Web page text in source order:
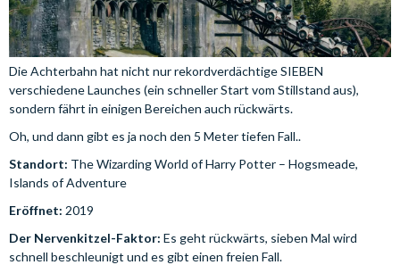
Die Achterbahn hat nicht nur rekordverdächtige SIEBEN
verschiedene Launches (ein schneller Start vom Stillstand aus),
sondern fährt in einigen Bereichen auch rückwärts.
Oh, und dann gibt es ja noch den 5 Meter tiefen Fall..
Standort: The Wizarding World of Harry Potter – Hogsmeade,
Islands of Adventure
Eröffnet: 2019
Der Nervenkitzel-Faktor: Es geht rückwärts, sieben Mal wird
schnell beschleunigt und es gibt einen freien Fall.